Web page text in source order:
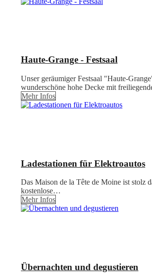
Haute-Grange - Festsaal
Unser geräumiger Festsaal "Haute-
wunderschöne hohe Decke mit
Mehr Infos
Ladestationen für Elektroautos
Das Maison de la Tête de Moine ist stolz
kostenlose…
Mehr Infos
Übernachten und degustieren